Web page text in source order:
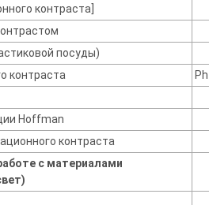
контраста]
посуды)
контраста
Hoffman
контраста
с материалами